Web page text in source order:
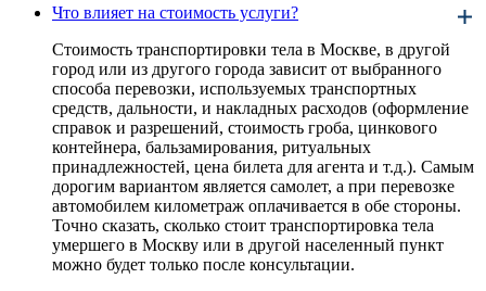
Что влияет на стоимость услуги?
Стоимость транспортировки тела в Москве, в другой
город или из другого города зависит от выбранного
способа перевозки, используемых транспортных
средств, дальности, и накладных расходов (оформление
справок и разрешений, стоимость гроба, цинкового
контейнера, бальзамирования, ритуальных
принадлежностей, цена билета для агента и т.д.). Самым
дорогим вариантом является самолет, а при перевозке
автомобилем километраж оплачивается в обе стороны.
Точно сказать, сколько стоит транспортировка тела
умершего в Москву или в другой населенный пункт
можно будет только после консультации.